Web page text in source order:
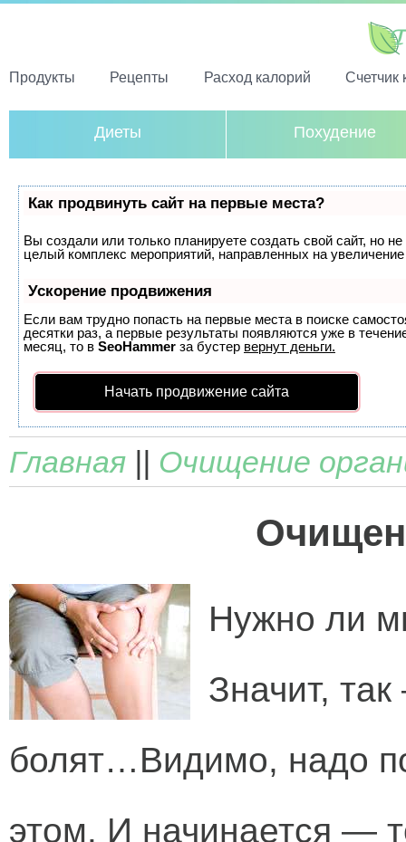
Продукты Рецепты Расход калорий Счетчик
Диеты Похудение
Как продвинуть сайт на первые места?
Вы создали или только планируете создать свой сайт, но
целый комплекс мероприятий, направленных на
Ускорение продвижения
Если вам трудно попасть на первые места в поиске
десятки раз, а первые результаты появляются уже в
месяц, то в SeoHammer за бустер вернут деньги.
Начать продвижение сайта
Главная || Очищение
Нужно ли
Значит,
болят…Видимо, надо
этом. И начинается —